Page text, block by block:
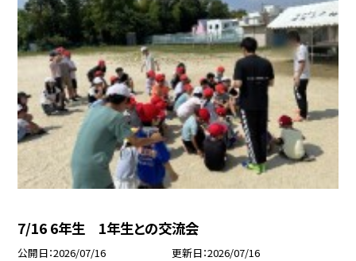
7/16 6年生 1年生との交流会
公開日 2026/07/16 更新日 2026/07/16